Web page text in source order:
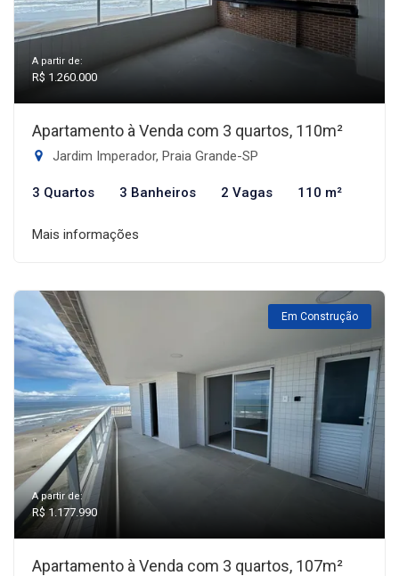
A partir de:
R$ 1.260.000
Apartamento à Venda com 3 quartos, 110m²
Jardim Imperador, Praia Grande-SP
3 Quartos 3 Banheiros 2 Vagas 110 m²
Mais informações
Em Construção
A partir de:
R$ 1.177.990
Apartamento à Venda com 3 quartos, 107m²